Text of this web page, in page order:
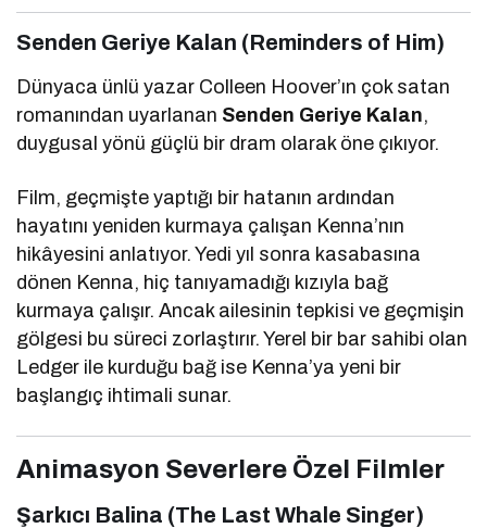
Senden Geriye Kalan (Reminders of Him)
Dünyaca ünlü yazar Colleen Hoover’ın çok satan
romanından uyarlanan Senden Geriye Kalan,
duygusal yönü güçlü bir dram olarak öne çıkıyor.
Film, geçmişte yaptığı bir hatanın ardından
hayatını yeniden kurmaya çalışan Kenna’nın
hikâyesini anlatıyor. Yedi yıl sonra kasabasına
dönen Kenna, hiç tanıyamadığı kızıyla bağ
kurmaya çalışır. Ancak ailesinin tepkisi ve geçmişin
gölgesi bu süreci zorlaştırır. Yerel bir bar sahibi olan
Ledger ile kurduğu bağ ise Kenna’ya yeni bir
başlangıç ihtimali sunar.
Animasyon Severlere Özel Filmler
Şarkıcı Balina (The Last Whale Singer)